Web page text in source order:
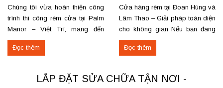
Chúng tôi vừa hoàn thiện công
trình thi công rèm cửa tại Palm
Manor – Việt Trì, mang đến
không gian sang trọng và tiện
nghi cho các căn hộ cao cấp.
Rèm vải thô cao cấp may định
hình hấp sóng: sang trọng, giữ
Đọc thêm
lắp đặt, sửa chữa
Cửa hàng rèm tại Đoan Hùng và
Lâm Thao – Giải pháp toàn diện
cho không gian Nếu bạn đang
tìm nơi may, lắp đặt rèm cửa
hoặc cần sửa chữa rèm hỏng tại
chúng tôi sẵn sàng đáp ứng với
dịch vụ chuyên nghiệp và giá...
Đọc thêm
LẮP ĐẶT SỬA CHỮA TẬN NƠI -